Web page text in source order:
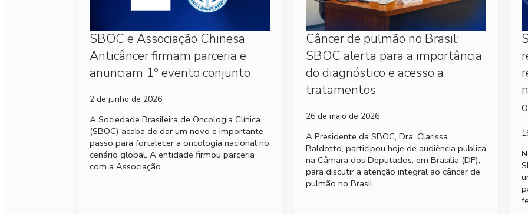
SBOC e Associação Chinesa
Anticâncer firmam parceria e
anunciam 1º evento conjunto
2 de junho de 2026
A Sociedade Brasileira de Oncologia Clínica
(SBOC) acaba de dar um novo e importante
passo para fortalecer a oncologia nacional no
cenário global. A entidade firmou parceria
com a Associação…
Câncer de pulmão no Brasil:
SBOC alerta para a importância
do diagnóstico e acesso a
tratamentos
26 de maio de 2026
A Presidente da SBOC, Dra. Clarissa
Baldotto, participou hoje de audiência pública
na Câmara dos Deputados, em Brasília (DF),
para discutir a atenção integral ao câncer de
pulmão no Brasil.